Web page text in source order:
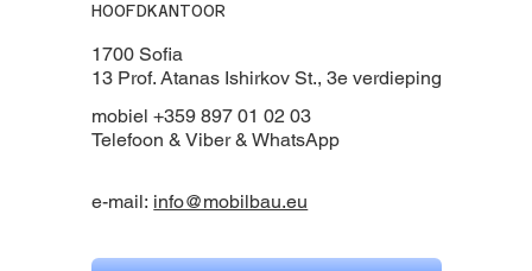
HOOFDKANTOOR
1700 Sofia
13 Prof. Atanas Ishirkov St., 3e verdieping
mobiel +359 897 01 02 03
Telefoon & Viber & WhatsApp
e-mail: info@mobilbau.eu